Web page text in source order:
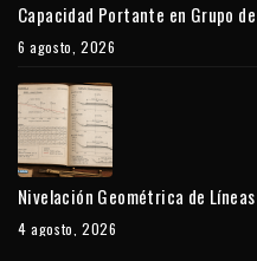
Capacidad Portante en Grupo
6 agosto, 2026
Nivelación Geométrica de
4 agosto, 2026